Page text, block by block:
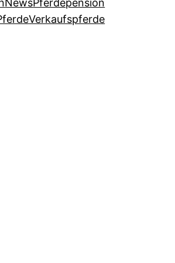
NewsPferdepension
Verkaufspferde